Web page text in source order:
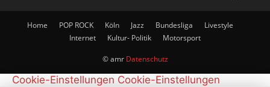
Home POP ROCK Köln Jazz Bundesliga
Livestyle
Internet
Kultur- Politik Motorsport
© amr Datenschutz
Cookie-Einstellungen Cookie-Einstellungen